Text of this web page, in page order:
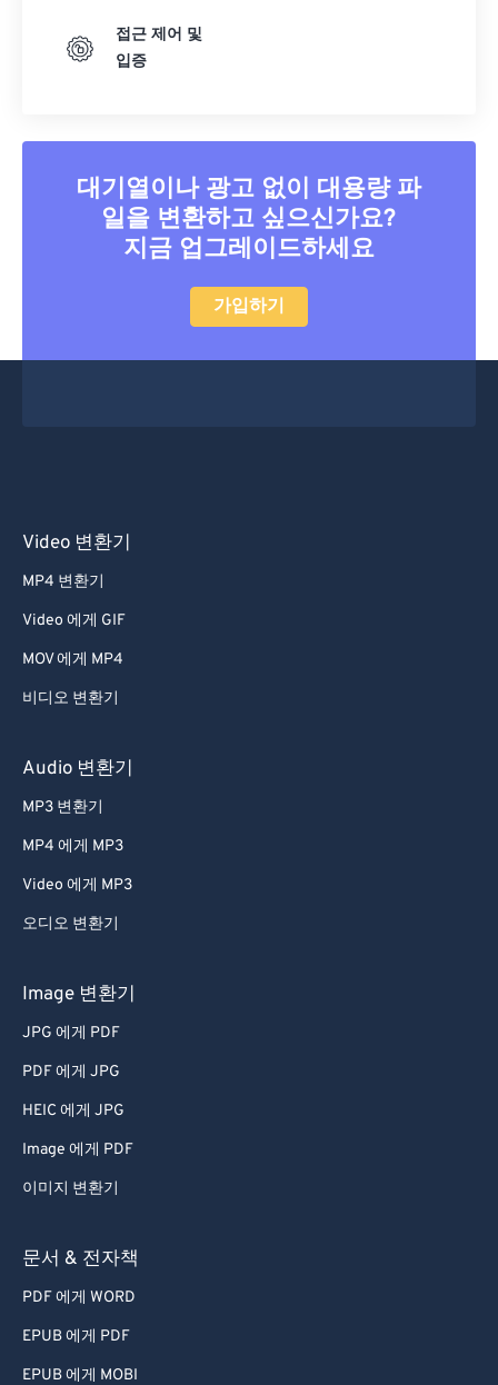
접근 제어 및
입증
대기열이나 광고 없이 대용량 파
일을 변환하고 싶으신가요?
지금 업그레이드하세요
가입하기
Video 변환기
MP4 변환기
Video 에게 GIF
MOV 에게 MP4
비디오 변환기
Audio 변환기
MP3 변환기
MP4 에게 MP3
Video 에게 MP3
오디오 변환기
Image 변환기
JPG 에게 PDF
PDF 에게 JPG
HEIC 에게 JPG
Image 에게 PDF
이미지 변환기
문서 & 전자책
PDF 에게 WORD
EPUB 에게 PDF
EPUB 에게 MOBI